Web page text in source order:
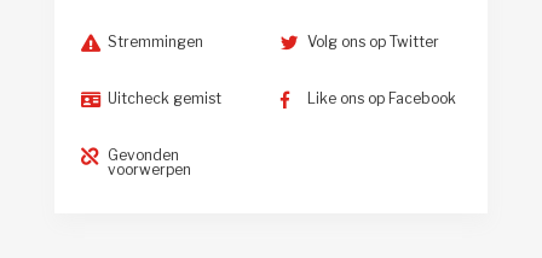
Stremmingen
Uitcheck gemist
Gevonden
voorwerpen
Volg ons op Twitter
Like ons op Facebook